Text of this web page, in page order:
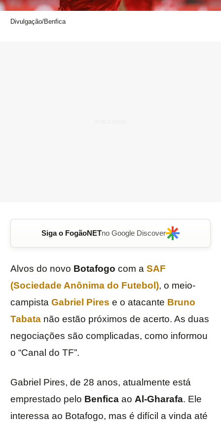
Divulgação/Benfica
Siga o FogãoNETno Google Discover
Alvos do novo Botafogo com a SAF
(Sociedade Anônima do Futebol), o meio-
campista Gabriel Pires e o atacante Bruno
Tabata não estão próximos de acerto. As duas
negociações são complicadas, como informou
o “Canal do TF”.
Gabriel Pires, de 28 anos, atualmente está
emprestado pelo Benfica ao Al-Gharafa. Ele
interessa ao Botafogo, mas é difícil a vinda até